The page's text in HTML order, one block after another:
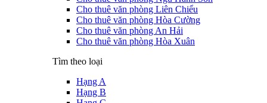
Cho thuê văn phòng Liên Chiểu
Cho thuê văn phòng Hòa Cường
Cho thuê văn phòng An Hải
Cho thuê văn phòng Hòa Xuân
Tìm theo loại
Hạng A
Hạng B